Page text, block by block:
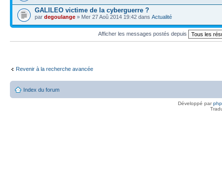
GALILEO victime de la cyberguerre ?
par degoulange » Mer 27 Aoû 2014 19:42 dans Actualité
Afficher les messages postés depuis
Revenir à la recherche avancée
Index du forum
Développé par